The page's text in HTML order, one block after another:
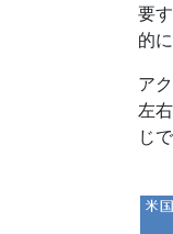
要
的
ア
左
じ